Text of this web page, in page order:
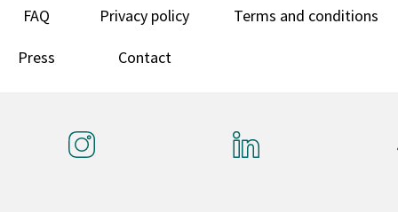
FAQ Privacy policy Terms and conditions
Press Contact